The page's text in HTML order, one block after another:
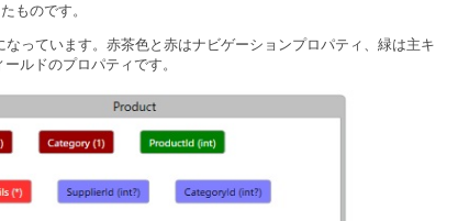
ものです。
っています。赤茶色と赤はナビゲーションプロパティ、緑は主キ
ルドのプロパティです。